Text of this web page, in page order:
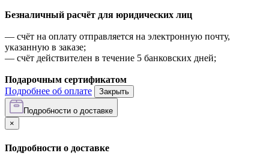
Безналичный расчёт для юридических лиц
— счёт на оплату отправляется на электронную почту,
указанную в заказе;
— счёт действителен в течение 5 банковских дней;
Подарочным сертификатом
Подробнее об оплате
Закрыть
Подробности о доставке
×
Подробности о доставке